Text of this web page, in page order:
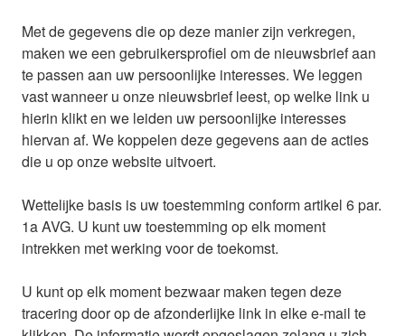
Met de gegevens die op deze manier zijn verkregen,
maken we een gebruikersprofiel om de nieuwsbrief aan
te passen aan uw persoonlijke interesses. We leggen
vast wanneer u onze nieuwsbrief leest, op welke link u
hierin klikt en we leiden uw persoonlijke interesses
hiervan af. We koppelen deze gegevens aan de acties
die u op onze website uitvoert.
Wettelijke basis is uw toestemming conform artikel 6 par.
1a AVG. U kunt uw toestemming op elk moment
intrekken met werking voor de toekomst.
U kunt op elk moment bezwaar maken tegen deze
tracering door op de afzonderlijke link in elke e-mail te